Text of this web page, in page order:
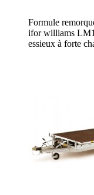
Formule
ifor williams
essieux à forte